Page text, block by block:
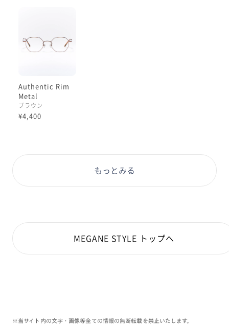
Authentic Rim
Metal
ブラウン
¥4,400
もっとみる
MEGANE STYLE トップへ
※当サイト内の文字・画像等全ての情報の無断転載を禁止いたします。